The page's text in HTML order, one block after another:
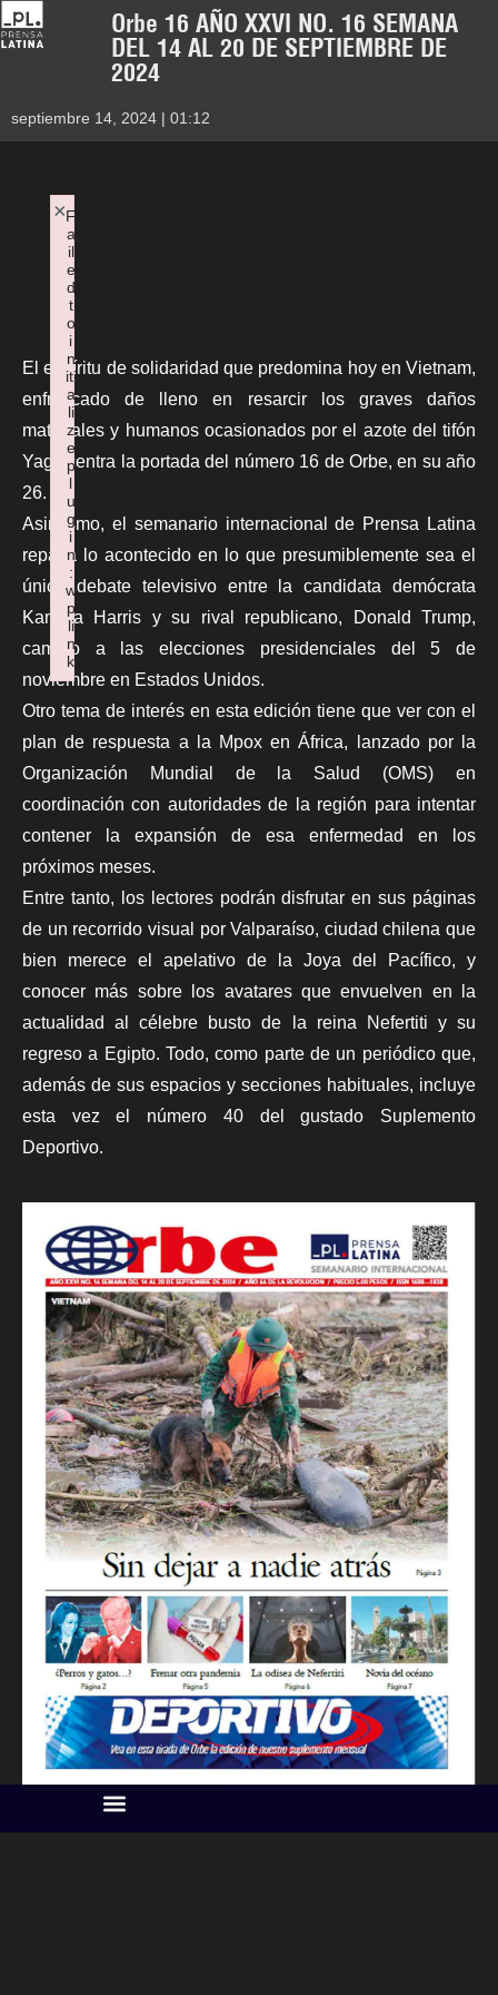
Orbe 16 AÑO XXVI NO. 16 SEMANA
DEL 14 AL 20 DE SEPTIEMBRE DE
2024
septiembre 14, 2024 | 01:12
El espíritu de solidaridad que predomina hoy en Vietnam,
enfrascado de lleno en resarcir los graves daños
materiales y humanos ocasionados por el azote del tifón
Yagi, centra la portada del número 16 de Orbe, en su año
26.
Asimismo, el semanario internacional de Prensa Latina
repasa lo acontecido en lo que presumiblemente sea el
único debate televisivo entre la candidata demócrata
Kamala Harris y su rival republicano, Donald Trump,
camino a las elecciones presidenciales del 5 de
noviembre en Estados Unidos.
Otro tema de interés en esta edición tiene que ver con el
plan de respuesta a la Mpox en África, lanzado por la
Organización Mundial de la Salud (OMS) en
coordinación con autoridades de la región para intentar
contener la expansión de esa enfermedad en los
próximos meses.
Entre tanto, los lectores podrán disfrutar en sus páginas
de un recorrido visual por Valparaíso, ciudad chilena que
bien merece el apelativo de la Joya del Pacífico, y
conocer más sobre los avatares que envuelven en la
actualidad al célebre busto de la reina Nefertiti y su
regreso a Egipto. Todo, como parte de un periódico que,
además de sus espacios y secciones habituales, incluye
esta vez el número 40 del gustado Suplemento
Deportivo.
F
a
il
e
d
t
o
i
n
iti
a
li
z
e
p
l
u
g
i
n
:
w
p
li
n
k
×
Failed to initialize plugin: wplink